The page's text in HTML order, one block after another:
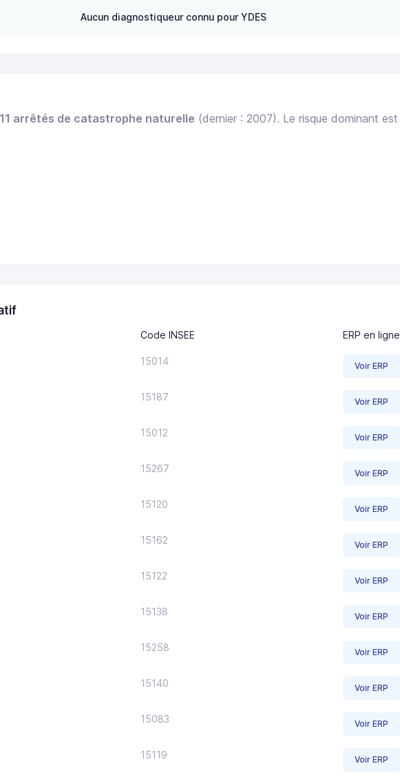
Aucun diagnostiqueur connu pour YDES
11 arrêtés de catastrophe naturelle (dernier : 2007). Le risque dominant est
Code INSEE ERP en ligne
15014 Voir ERP
15187 Voir ERP
15012 Voir ERP
15267 Voir ERP
15120 Voir ERP
15162 Voir ERP
15122 Voir ERP
15138 Voir ERP
15258 Voir ERP
15140 Voir ERP
15083 Voir ERP
15119 Voir ERP